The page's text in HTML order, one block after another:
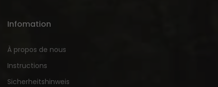
Infomation
À propos de nous
Instructions
Sicherheitshinweis